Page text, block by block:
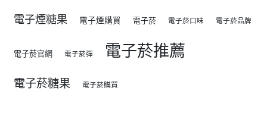
電子煙糖果 電子煙購買 電子菸 電子菸口味 電子菸品牌
電子菸官網 電子菸彈 電子菸推薦
電子菸糖果 電子菸購買